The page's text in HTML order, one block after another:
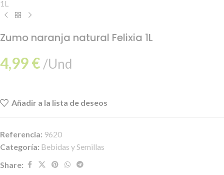
1L
Zumo naranja natural Felixia 1L
4,99€ /Und
Añadir a la lista de deseos
Referencia: 9620
Categoría: Bebidas y Semillas
Share: